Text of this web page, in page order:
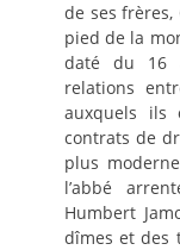
de ses frères,
pied de la
daté du 16
relations
auxquels ils
contrats de
plus
l’abbé
Humbert
dîmes et des